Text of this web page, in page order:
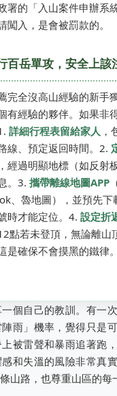
署的「入山案件申辦系
闖入，是會被罰款的。
百岳單攻，安全上該
完全沒高山經驗的新手
有經驗的夥伴。如果非
詳細行程表留給家人 ，
線、預定返回時間。2.
，經過明顯地標（如反射
。3. 攜帶離線地圖APP
、魯地圖），並預先下
時才能定位。4. 設定折
點若未登頂，無論離山
是確保不會摸黑的鐵律。
個自己的教訓。有一
雨」機率，覺得只是
被雷聲和暴雨追著跑
和失溫的風險非常真
山路，也尊重山區的每